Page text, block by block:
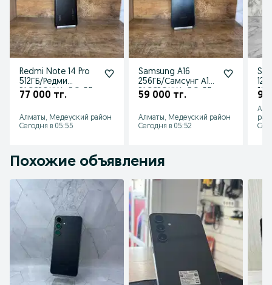
Redmi Note 14 Pro
512ГБ/Редми
РАССРОЧКА ДО 60
77 000 тг.
Алматы, Медеуский район
Сегодня в 05:55
Samsung A16
256ГБ/Самсунг А16
РАССРОЧКА ДО 60
59 000 тг.
Алматы, Медеуский район
Сегодня в 05:52
92
Похожие объявления